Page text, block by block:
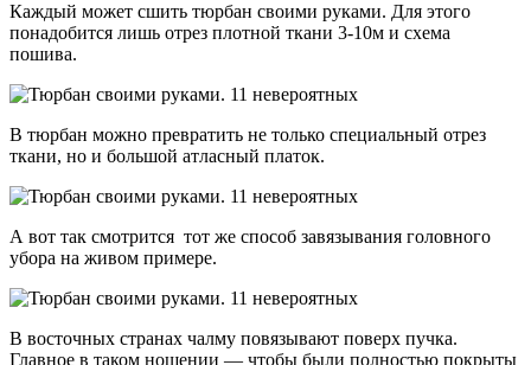
Каждый может сшить тюрбан своими руками. Для этого
понадобится лишь отрез плотной ткани 3-10м и схема
пошива.
В тюрбан можно превратить не только специальный отрез
ткани, но и большой атласный платок.
А вот так смотрится тот же способ завязывания головного
убора на живом примере.
В восточных странах чалму повязывают поверх пучка.
Главное в таком ношении — чтобы были полностью покрыты